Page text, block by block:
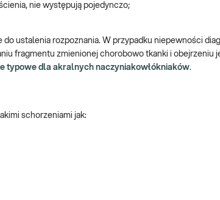
nie występują pojedynczo;
ustalenia rozpoznania. W przypadku niepewności
fragmentu zmienionej chorobowo tkanki i obejrzeniu
typowe dla akralnych naczyniakowłókniaków.
schorzeniami jak: